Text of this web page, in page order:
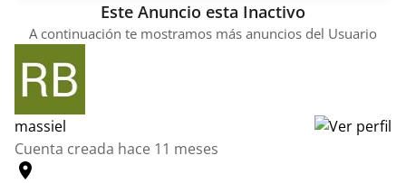
Este Anuncio esta Inactivo
A continuación te mostramos más anuncios del Usuario
massiel
Cuenta creada hace 11 meses
location_on